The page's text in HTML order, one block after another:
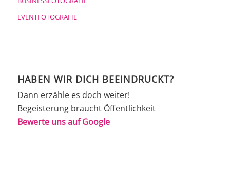
EVENTFOTOGRAFIE
HABEN WIR DICH BEEINDRUCKT?
Dann erzähle es doch weiter!
Begeisterung braucht Öffentlichkeit
Bewerte uns auf Google